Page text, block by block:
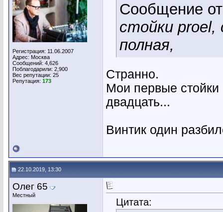
Регистрация: 11.06.2007
Адрес: Москва
Сообщений: 4,626
Поблагодарили: 2,900
Вес репутации: 25
Репутация: 173
Сообщение
стойки
полная,
Странно.
Мои первые
двадцать...
Винтик один
22.10.2019, 13:30
Олег 65
Местный
Цитата: